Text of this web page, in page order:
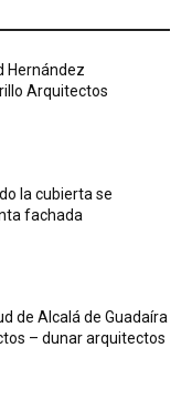
Hernández
Arquitectos
la cubierta se
fachada
de Alcalá de Guadaíra
– dunar arquitectos